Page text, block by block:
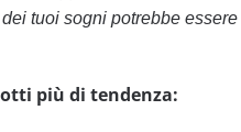
tuoi sogni potrebbe
più di tendenza: